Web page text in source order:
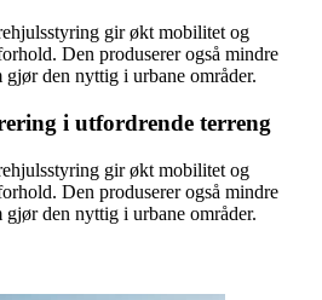
gir økt mobilitet og
Den produserer også mindre
gjør den nyttig i urbane områder.
i utfordrende terreng
gir økt mobilitet og
Den produserer også mindre
gjør den nyttig i urbane områder.